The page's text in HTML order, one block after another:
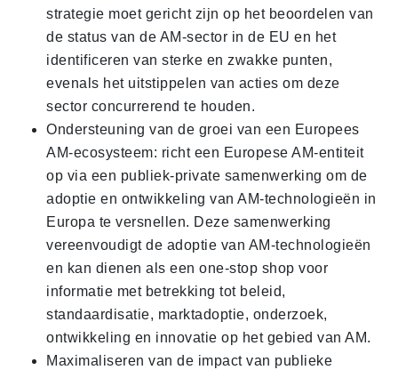
strategie moet gericht zijn op het beoordelen van
de status van de AM-sector in de EU en het
identificeren van sterke en zwakke punten,
evenals het uitstippelen van acties om deze
sector concurrerend te houden.
Ondersteuning van de groei van een Europees
AM-ecosysteem: richt een Europese AM-entiteit
op via een publiek-private samenwerking om de
adoptie en ontwikkeling van AM-technologieën in
Europa te versnellen. Deze samenwerking
vereenvoudigt de adoptie van AM-technologieën
en kan dienen als een one-stop shop voor
informatie met betrekking tot beleid,
standaardisatie, marktadoptie, onderzoek,
ontwikkeling en innovatie op het gebied van AM.
Maximaliseren van de impact van publieke